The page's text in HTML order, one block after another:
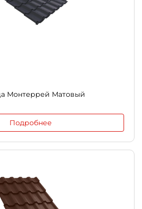
Монтеррей Матовый
Подробнее